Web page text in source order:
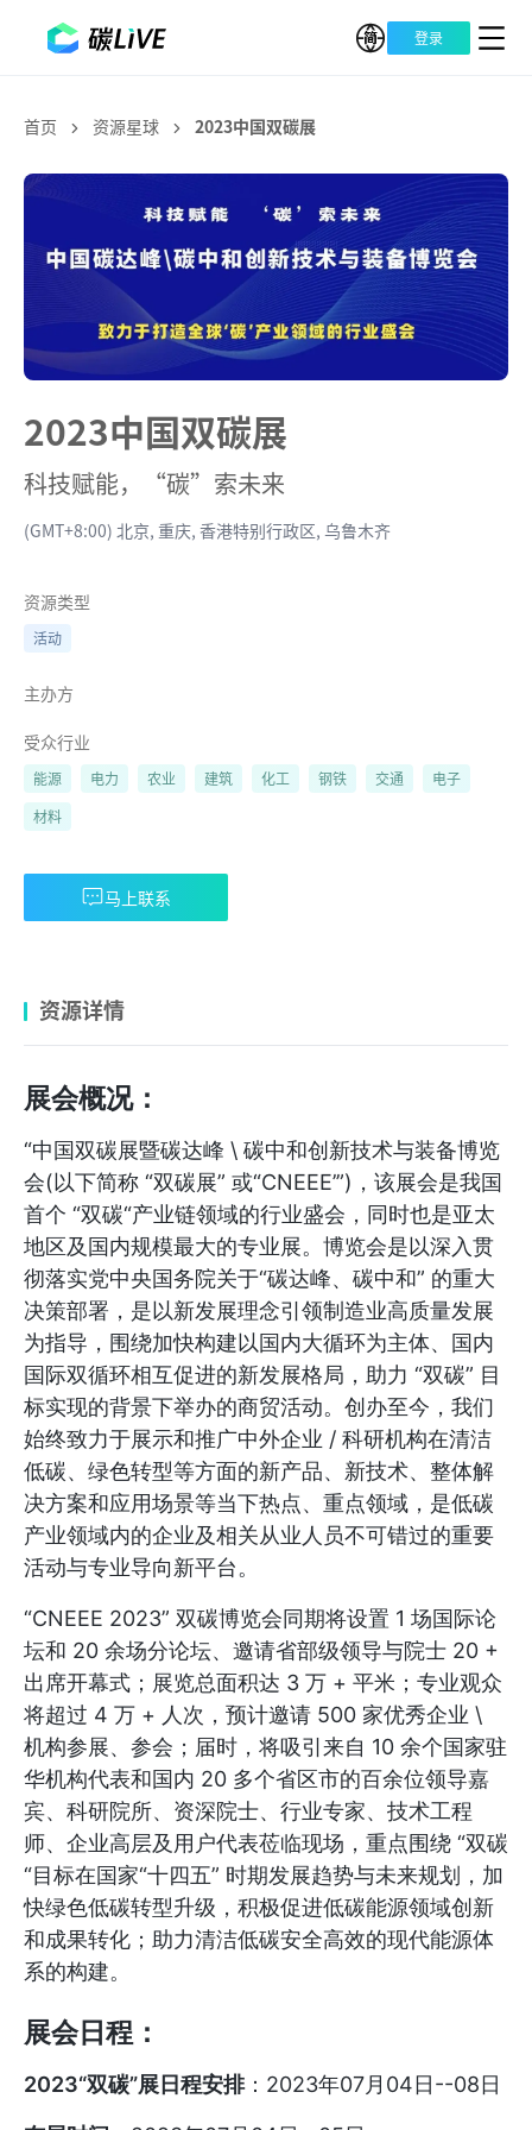
登录
首页 资源星球 2023中国双碳展
2023中国双碳展
科技赋能，“碳”索未来
(GMT+8:00) 北京, 重庆, 香港特别行政区, 乌鲁木齐
资源类型
活动
主办方
受众行业
能源 电力 农业 建筑 化工 钢铁 交通
电子
材料
马上联系
资源详情
展会概况：
“中国双碳展暨碳达峰 \ 碳中和创新技术与装备博览
会(以下简称 “双碳展” 或“CNEEE’”)，该展会是我国
首个 “双碳“产业链领域的行业盛会，同时也是亚太
地区及国内规模最大的专业展。博览会是以深入贯
彻落实党中央国务院关于“碳达峰、碳中和” 的重大
决策部署，是以新发展理念引领制造业高质量发展
为指导，围绕加快构建以国内大循环为主体、国内
国际双循环相互促进的新发展格局，助力 “双碳” 目
标实现的背景下举办的商贸活动。创办至今，我们
始终致力于展示和推广中外企业 / 科研机构在清洁
低碳、绿色转型等方面的新产品、新技术、整体解
决方案和应用场景等当下热点、重点领域，是低碳
产业领域内的企业及相关从业人员不可错过的重要
活动与专业导向新平台。
“CNEEE 2023” 双碳博览会同期将设置 1 场国际论
坛和 20 余场分论坛、邀请省部级领导与院士 20 +
出席开幕式；展览总面积达 3 万 + 平米；专业观众
将超过 4 万 + 人次，预计邀请 500 家优秀企业 \
机构参展、参会；届时，将吸引来自 10 余个国家驻
华机构代表和国内 20 多个省区市的百余位领导嘉
宾、科研院所、资深院士、行业专家、技术工程
师、企业高层及用户代表莅临现场，重点围绕 “双碳
“目标在国家“十四五” 时期发展趋势与未来规划，加
快绿色低碳转型升级，积极促进低碳能源领域创新
和成果转化；助力清洁低碳安全高效的现代能源体
系的构建。
展会日程：
2023“双碳”展日程安排：2023年07月04日--08日